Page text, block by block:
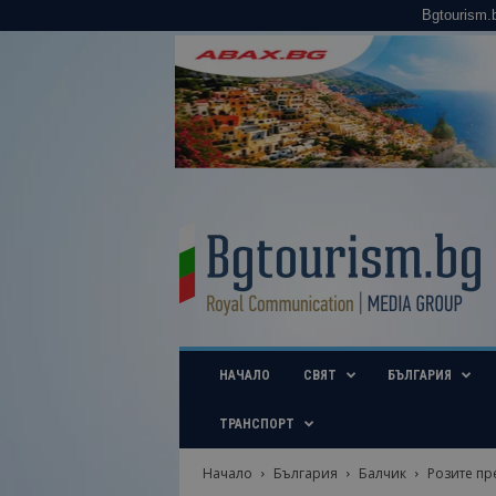
u
i
b
НАЧАЛО СВЯТ БЪЛГАРИЯ
ТРАНСПОРТ
Начало България Балчик
Розите